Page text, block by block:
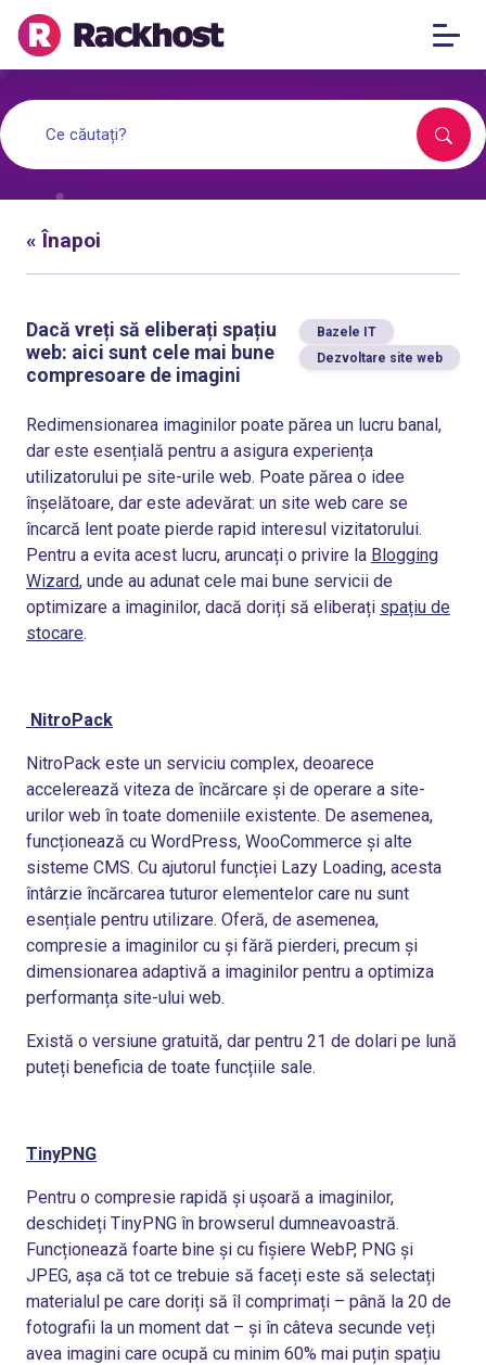
« Înapoi
Dacă vreți să eliberați spațiu
web: aici sunt cele mai bune
compresoare de imagini
Bazele IT
Dezvoltare site web
Redimensionarea imaginilor poate părea un lucru banal,
dar este esențială pentru a asigura experiența
utilizatorului pe site-urile web. Poate părea o idee
înșelătoare, dar este adevărat: un site web care se
încarcă lent poate pierde rapid interesul vizitatorului.
Pentru a evita acest lucru, aruncați o privire la Blogging
Wizard, unde au adunat cele mai bune servicii de
optimizare a imaginilor, dacă doriți să eliberați spațiu de
stocare.
NitroPack
NitroPack este un serviciu complex, deoarece
accelerează viteza de încărcare și de operare a site-
urilor web în toate domeniile existente. De asemenea,
funcționează cu WordPress, WooCommerce și alte
sisteme CMS. Cu ajutorul funcției Lazy Loading, acesta
întârzie încărcarea tuturor elementelor care nu sunt
esențiale pentru utilizare. Oferă, de asemenea,
compresie a imaginilor cu și fără pierderi, precum și
dimensionarea adaptivă a imaginilor pentru a optimiza
performanța site-ului web.
Există o versiune gratuită, dar pentru 21 de dolari pe lună
puteți beneficia de toate funcțiile sale.
TinyPNG
Pentru o compresie rapidă și ușoară a imaginilor,
deschideți TinyPNG în browserul dumneavoastră.
Funcționează foarte bine și cu fișiere WebP, PNG și
JPEG, așa că tot ce trebuie să faceți este să selectați
materialul pe care doriți să îl comprimați – până la 20 de
fotografii la un moment dat – și în câteva secunde veți
avea imagini care ocupă cu minim 60% mai puțin spațiu